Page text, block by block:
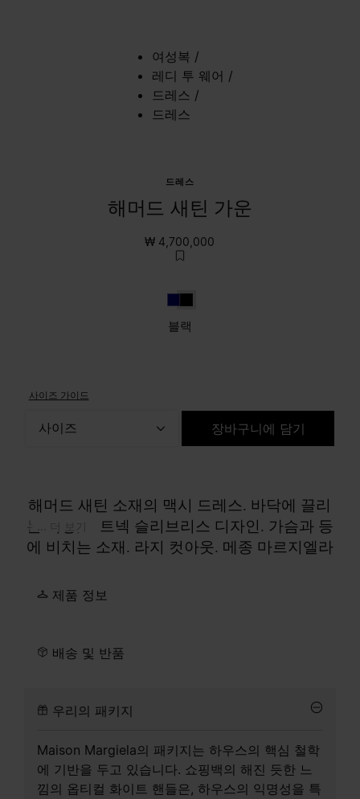
여성복 /
레디 투 웨어 /
드레스 /
드레스
드레스
해머드 새틴 가운
₩ 4,700,000
네이비 블루
블랙
블랙
사이즈 가이드
장바구니에 담기
해머드 새틴 소재의 맥시 드레스. 바닥에 끌리
는 기장, 보트넥 슬리브리스 디자인. 가슴과 등
에 비치는 소재. 라지 컷아웃. 메종 마르지엘라
제품 정보
배송 및 반품
우리의 패키지
Maison Margiela의 패키지는 하우스의 핵심 철학
에 기반을 두고 있습니다. 쇼핑백의 해진 듯한 느
낌의 옵티컬 화이트 핸들은, 하우스의 익명성을 특